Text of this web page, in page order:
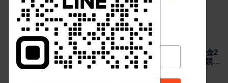
熱門新聞
最新消息
2026國際少年運動會台南代表隊勇奪7金2
銀4銅 游泳射箭籃球跆拳道展現青年競技
實力